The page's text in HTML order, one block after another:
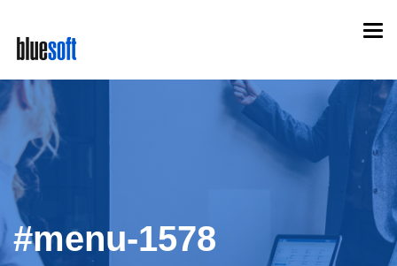
main
content
#menu-1578